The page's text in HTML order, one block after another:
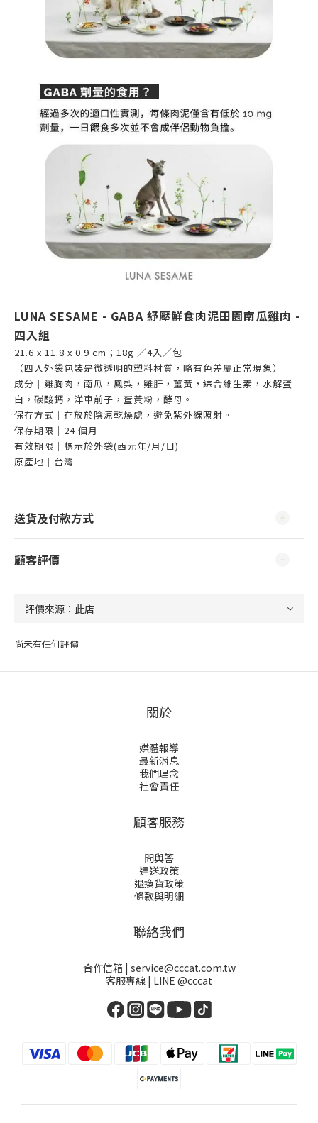
LUNA SESAME - GABA 紓壓鮮食肉泥田園南瓜雞肉 -
四入組
21.6 x 11.8 x 0.9 cm；18g ／4入／包
（四入外袋包裝是微透明的塑料材質，略有色差屬正常現象）
成分｜ 雞胸肉，南瓜，鳳梨，雞肝，薑黃，綜合維生素，水解蛋
白，碳酸鈣，洋車前子，蛋黃粉，酵母。
保存方式｜存放於陰涼乾燥處，避免紫外線照射。
保存期限｜24 個月
有效期限｜標示於外袋(西元年/月/日)
原產地｜台灣
送貨及付款方式
顧客評價
尚未有任何評價
關於
媒體報導
最新消息
我們理念
社會責任
顧客服務
問與答
運送政策
退換貨政策
條款與明細
聯絡我們
合作信箱 | service@cccat.com.tw
客服專線 | LINE @cccat